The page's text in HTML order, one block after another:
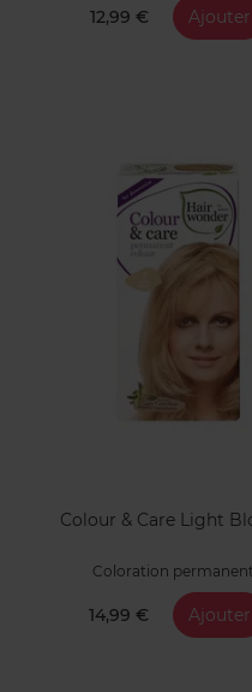
12,99 € Ajouter
Colour & Care Light
Coloration
14,99 € Ajouter